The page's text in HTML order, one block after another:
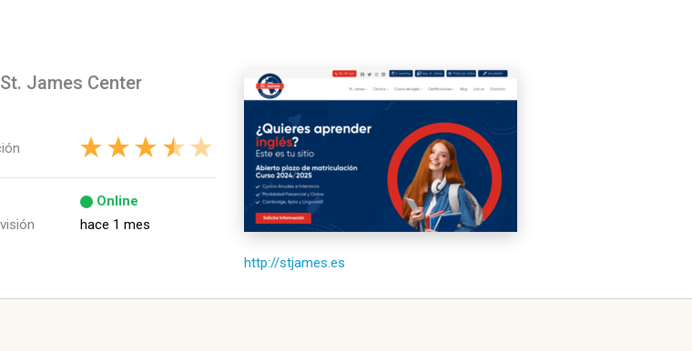
James Center
Online
hace 1 mes
http://stjames.es